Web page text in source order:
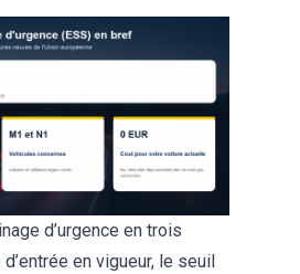
d’urgence en trois
en vigueur, le seuil